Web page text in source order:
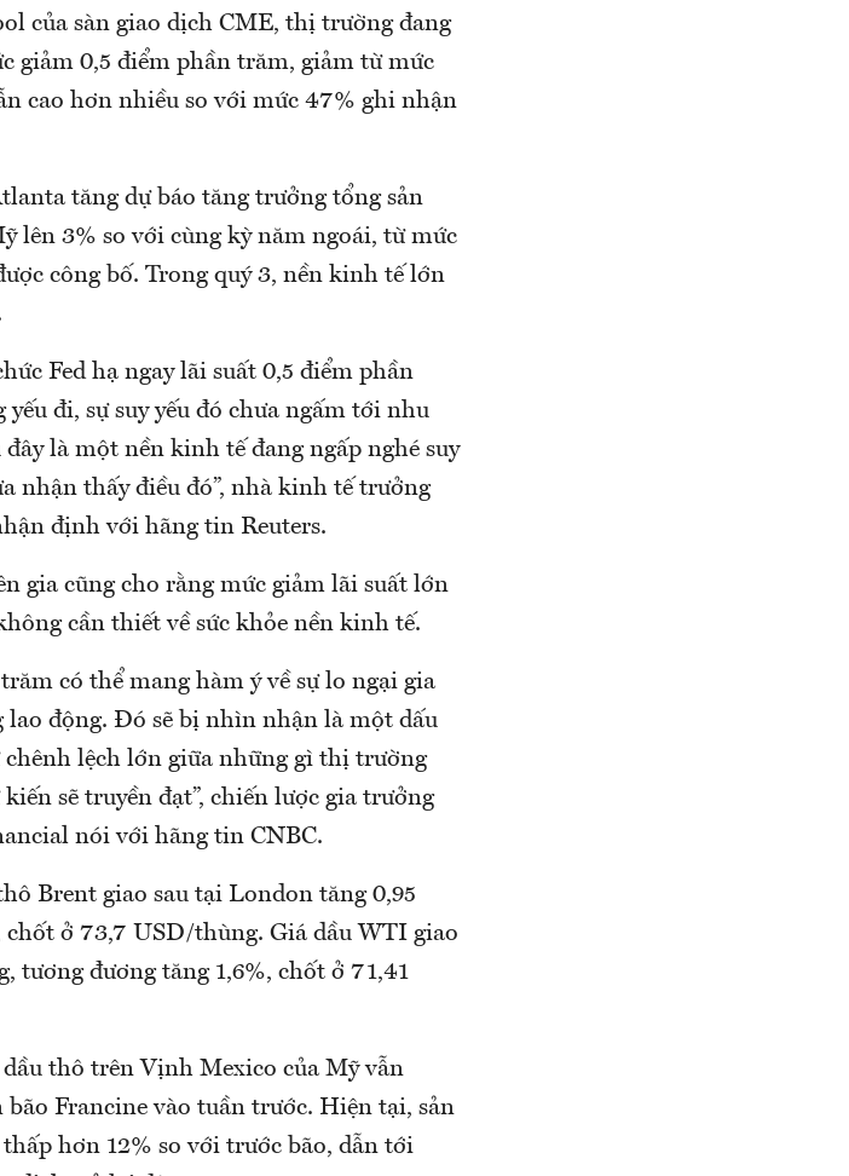
của sàn giao dịch CME, thị trường đang
giảm 0,5 điểm phần trăm, giảm từ mức
cao hơn nhiều so với mức 47% ghi nhận
tăng dự báo tăng trưởng tổng sản
lên 3% so với cùng kỳ năm ngoái, từ mức
công bố. Trong quý 3, nền kinh tế lớn
Fed hạ ngay lãi suất 0,5 điểm phần
đi, sự suy yếu đó chưa ngấm tới nhu
là một nền kinh tế đang ngấp nghé suy
nhận thấy điều đó”, nhà kinh tế trưởng
định với hãng tin Reuters.
gia cũng cho rằng mức giảm lãi suất lớn
cần thiết về sức khỏe nền kinh tế.
có thể mang hàm ý về sự lo ngại gia
lao động. Đó sẽ bị nhìn nhận là một dấu
chênh lệch lớn giữa những gì thị trường
sẽ truyền đạt”, chiến lược gia trưởng
nói với hãng tin CNBC.
Brent giao sau tại London tăng 0,95
ở 73,7 USD/thùng. Giá dầu WTI giao
tương đương tăng 1,6%, chốt ở 71,41
thô trên Vịnh Mexico của Mỹ vẫn
Francine vào tuần trước. Hiện tại, sản
hơn 12% so với trước bão, dẫn tới